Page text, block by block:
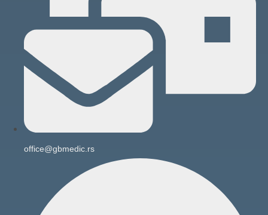
office@gbmedic.rs